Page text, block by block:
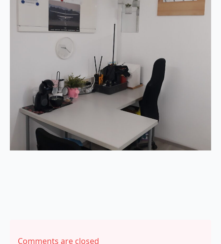
Comments are closed